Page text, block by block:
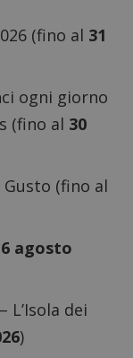
(fino al 31
ogni giorno
(fino al 30
(fino al
agosto
L’Isola dei
)